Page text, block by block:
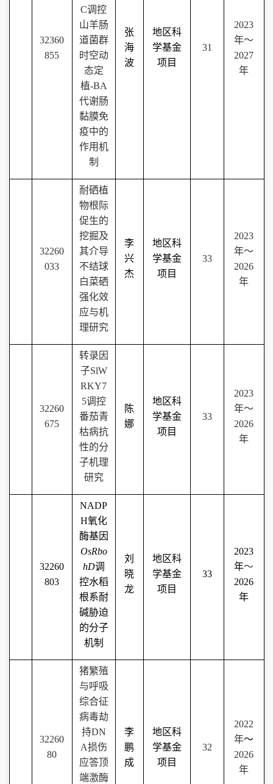
32360
855
C调控
山羊肠
道菌群
时空动
态定
植-BA
代谢肠
黏膜免
疫中的
作用机
制
张
海
波
地区科
学基金
项目
31
2023
年～
2027
年
32260
033
耐硒植
物根际
促生的
挖掘及
其介导
不结球
白菜硒
强化效
应与机
理研究
李
兴
杰
地区科
学基金
项目
33
2023
年～
2026
年
32260
675
转录因
子SlW
RKY7
5调控
番茄青
枯病抗
性的分
子机理
研究
陈
娜
地区科
学基金
项目
33
2023
年～
2026
年
32260
803
NADP
H氧化
酶基因
OsRbo
hD调
控水稻
根系耐
碱胁迫
的分子
机制
刘
晓
龙
地区科
学基金
项目
33
2023
年～
2026
年
32260
80
猪繁殖
与呼吸
综合征
病毒劫
持DN
A损伤
应答顶
端激酶
李
鹏
成
地区科
学基金
项目
32
2022
年～
2026
年